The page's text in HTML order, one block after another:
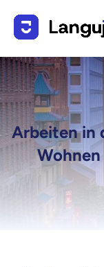
Arbeiten in